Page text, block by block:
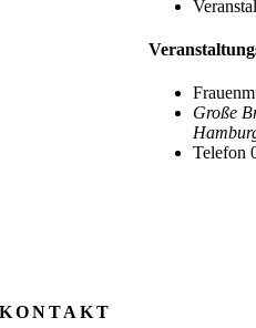
Große
Telefon
KONTAKT